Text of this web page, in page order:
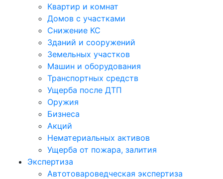
Квартир и комнат
Домов с участками
Снижение КС
Зданий и сооружений
Земельных участков
Машин и оборудования
Транспортных средств
Ущерба после ДТП
Оружия
Бизнеса
Акций
Нематериальных активов
Ущерба от пожара, залития
Экспертиза
Автотовароведческая экспертиза